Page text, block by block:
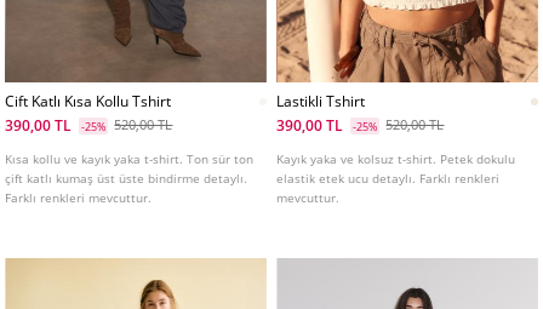
Cift Katlı Kısa Kollu Tshirt
390,00 TL
-25% 520,00 TL
Kısa kollu ve kayık yaka t-shirt. Ton sür ton
çift katlı kumaş üst üste bindirme detaylı.
Farklı renkleri mevcuttur.
Lastikli Tshirt
390,00 TL
-25% 520,00 TL
Kayık yaka ve kolsuz t-shirt. Petek dokulu
elastik etek ucu detaylı. Farklı renkleri
mevcuttur.